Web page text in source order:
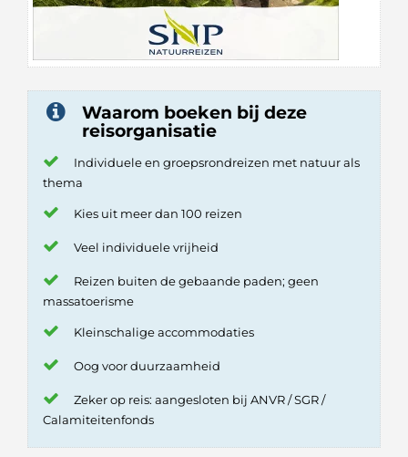
Waarom boeken bij deze
reisorganisatie
Individuele en groepsrondreizen met natuur als
thema
Kies uit meer dan 100 reizen
Veel individuele vrijheid
Reizen buiten de gebaande paden; geen
massatoerisme
Kleinschalige accommodaties
Oog voor duurzaamheid
Zeker op reis: aangesloten bij ANVR / SGR /
Calamiteitenfonds